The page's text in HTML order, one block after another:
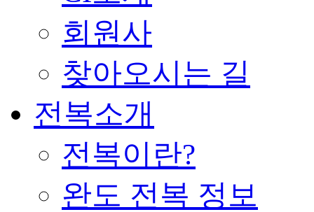
회원사
찾아오시는 길
전복소개
전복이란?
완도 전복 정보